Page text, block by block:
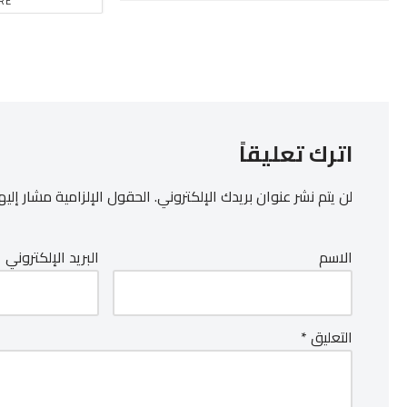
اترك تعليقاً
لن يتم نشر عنوان بريدك الإلكتروني.الحقول الإلزامية مشار
الاسم البريد الإلكتروني
التعليق*